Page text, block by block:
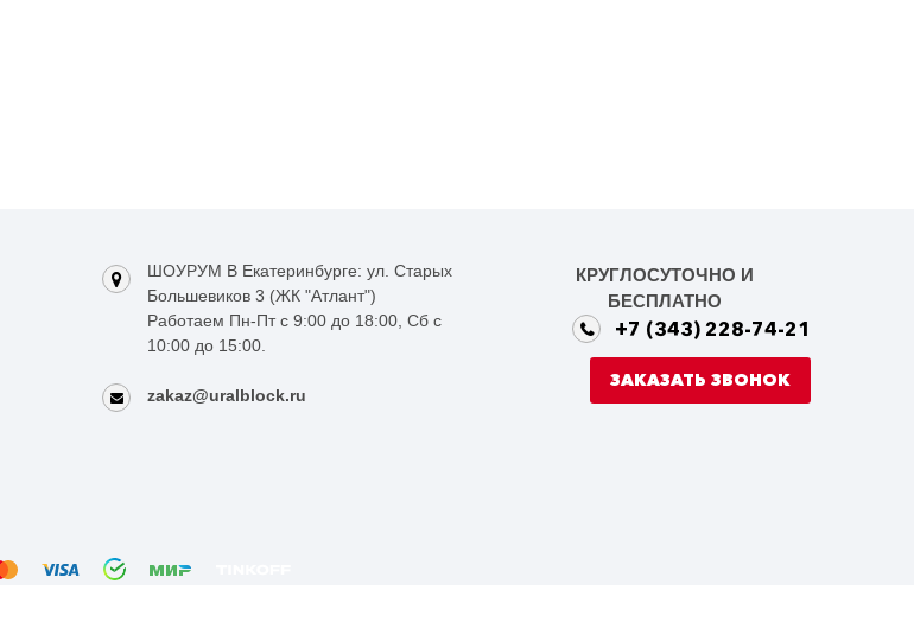
ШОУРУМ В Екатеринбурге: ул. Старых
Большевиков 3 (ЖК "Атлант")
Работаем Пн-Пт с 9:00 до 18:00, Сб с
10:00 до 15:00.
zakaz@uralblock.ru
КРУГЛОСУТОЧНО И
БЕСПЛАТНО
+7 (343) 228-74-21
ЗАКАЗАТЬ ЗВОНОК